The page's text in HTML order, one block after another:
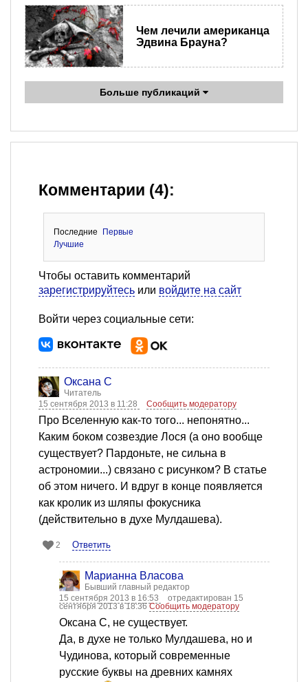
Чем лечили американца
Эдвина Брауна?
Больше публикаций
Комментарии (4):
Последние
Первые
Лучшие
Чтобы оставить комментарий
зарегистрируйтесь или войдите на сайт
Войти через социальные сети:
Оксана С
Читатель
15 сентября 2013 в 11:28
Сообщить модератору
Про Вселенную как-то того... непонятно...
Каким боком созвездие Лося (а оно вообще
существует? Пардоньте, не сильна в
астрономии...) связано с рисунком? В статье
об этом ничего. И вдруг в конце появляется
как кролик из шляпы фокусника
(действительно в духе Мулдашева).
2 Ответить
Марианна Власова
Бывший главный редактор
15 сентября 2013 в 16:53
отредактирован 15
сентября 2013 в 18:36Сообщить модератору
Оксана С, не существует.
Да, в духе не только Мулдашева, но и
Чудинова, который современные
русские буквы на древних камнях